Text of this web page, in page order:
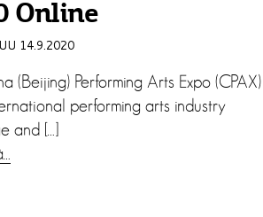
Online
14.9.2020
(Beijing) Performing Arts Expo (CPAX)
performing arts industry
and […]